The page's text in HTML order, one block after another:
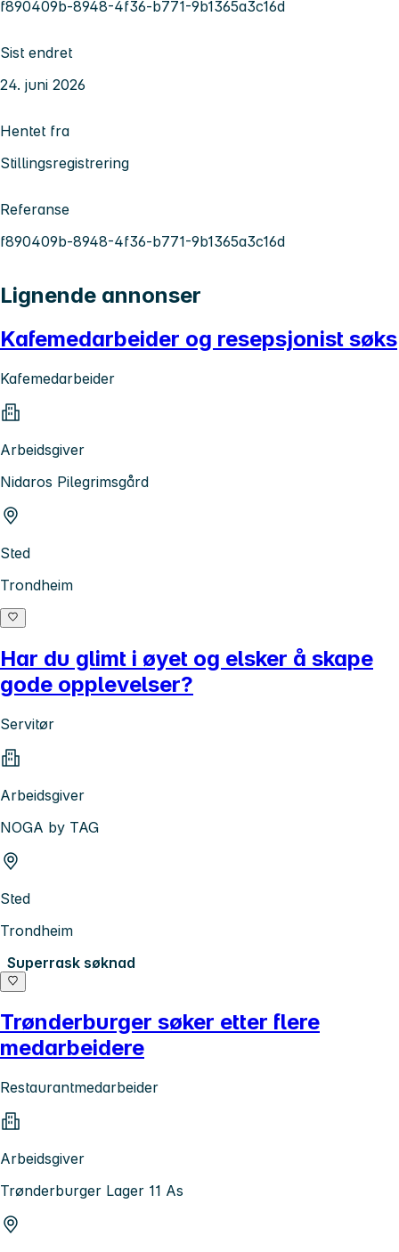
f890409b-8948-4f36-b771-9b1365a3c16d
Sist endret
24. juni 2026
Hentet fra
Stillingsregistrering
Referanse
f890409b-8948-4f36-b771-9b1365a3c16d
Lignende annonser
Kafemedarbeider og resepsjonist søks
Kafemedarbeider
Arbeidsgiver
Nidaros Pilegrimsgård
Sted
Trondheim
Har du glimt i øyet og elsker å skape
gode opplevelser?
Servitør
Arbeidsgiver
NOGA by TAG
Sted
Trondheim
Superrask søknad
Trønderburger søker etter flere
medarbeidere
Restaurantmedarbeider
Arbeidsgiver
Trønderburger Lager 11 As